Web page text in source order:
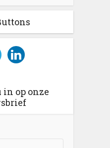
op onze